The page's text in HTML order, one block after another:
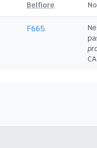
Belfiore
F665